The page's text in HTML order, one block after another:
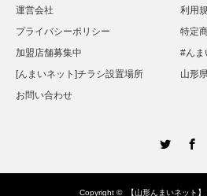
運営会社
利用
プライバシーポリシー
特定
加盟店舗募集中
#んま
[んまいネット]チラシ設置場所
山形
お問い合わせ
Copyright © 【山形んまいネット】